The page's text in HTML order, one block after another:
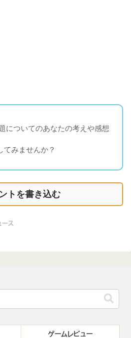
についてのあなたの考えや感想
てみませんか？
トを書き込む
ース
ゲームレビュー